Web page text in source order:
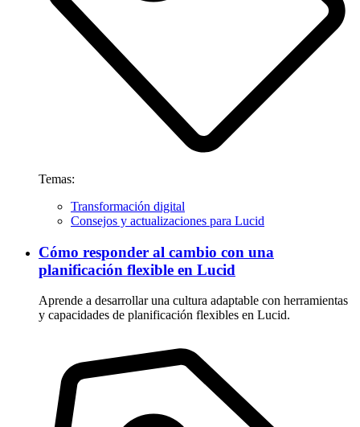
Temas:
Transformación digital
Consejos y actualizaciones para Lucid
Cómo responder al cambio con una
planificación flexible en Lucid
Aprende a desarrollar una cultura adaptable con herramientas
y capacidades de planificación flexibles en Lucid.